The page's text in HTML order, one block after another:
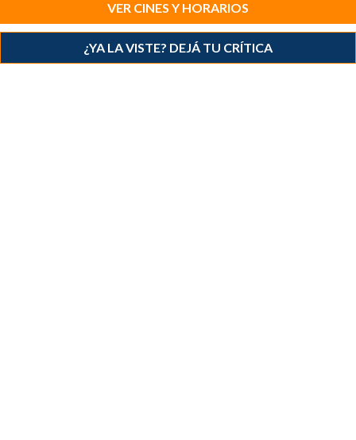
VER CINES Y HORARIOS
¿YA LA VISTE? DEJÁ TU CRÍTICA